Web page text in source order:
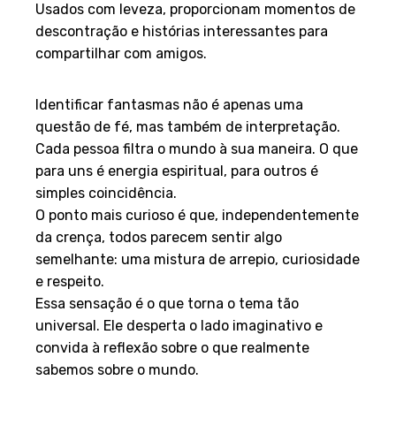
Usados com leveza, proporcionam momentos de
descontração e histórias interessantes para
compartilhar com amigos.
Identificar fantasmas não é apenas uma
questão de fé, mas também de interpretação.
Cada pessoa filtra o mundo à sua maneira. O que
para uns é energia espiritual, para outros é
simples coincidência.
O ponto mais curioso é que, independentemente
da crença, todos parecem sentir algo
semelhante: uma mistura de arrepio, curiosidade
e respeito.
Essa sensação é o que torna o tema tão
universal. Ele desperta o lado imaginativo e
convida à reflexão sobre o que realmente
sabemos sobre o mundo.